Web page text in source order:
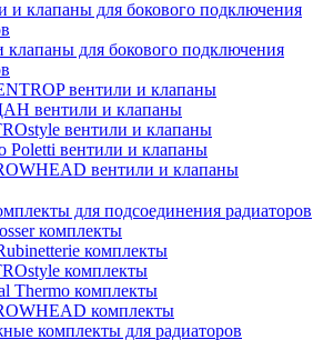
клапаны для бокового подключения
вентили и клапаны
вентили и клапаны
вентили и клапаны
Poletti вентили и клапаны
вентили и клапаны
для подсоединения радиаторов
комплекты
комплекты
комплекты
Thermo комплекты
комплекты